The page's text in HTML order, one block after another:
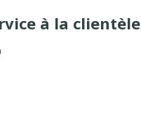
à la clientèle